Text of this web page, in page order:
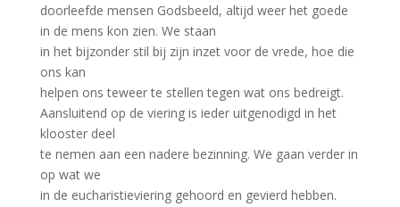
doorleefde mensen Godsbeeld, altijd weer het goede
in de mens kon zien. We staan
in het bijzonder stil bij zijn inzet voor de vrede, hoe die
ons kan
helpen ons teweer te stellen tegen wat ons bedreigt.
Aansluitend op de viering is ieder uitgenodigd in het
klooster deel
te nemen aan een nadere bezinning. We gaan verder in
op wat we
in de eucharistieviering gehoord en gevierd hebben.